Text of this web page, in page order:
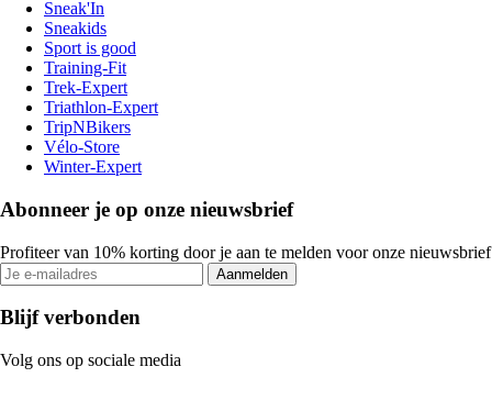
Sneak'In
Sneakids
Sport is good
Training-Fit
Trek-Expert
Triathlon-Expert
TripNBikers
Vélo-Store
Winter-Expert
Abonneer je op onze nieuwsbrief
Profiteer van 10% korting door je aan te melden voor onze nieuwsbrief
Aanmelden
Blijf verbonden
Volg ons op sociale media